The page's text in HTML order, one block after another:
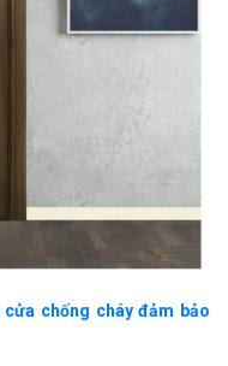
chống cháy đảm bảo